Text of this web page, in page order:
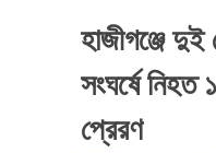
হাজীগঞ্জে
সংঘর্ষে
প্রেরণ